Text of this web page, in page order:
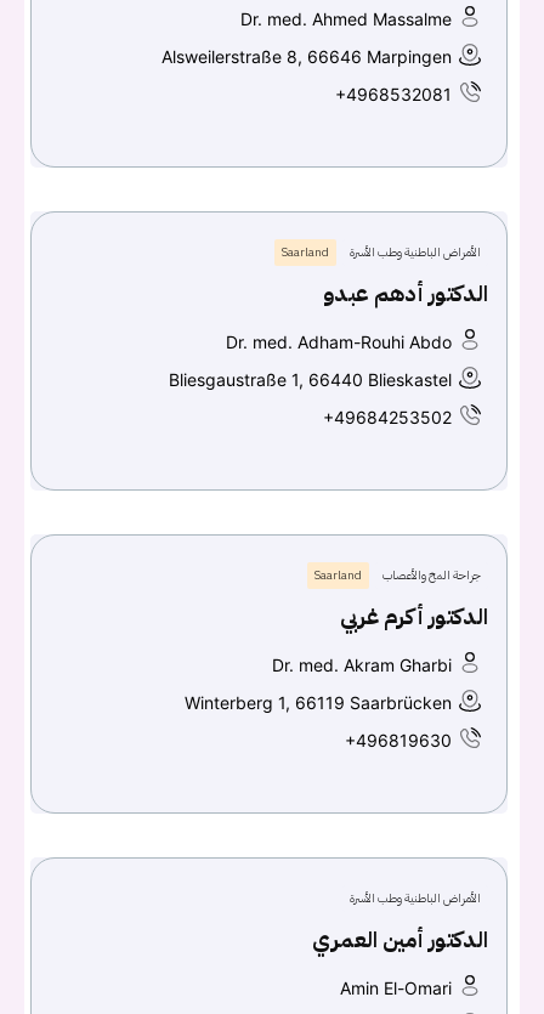
Dr. med. Ahmed Massalme
Alsweilerstraße 8, 66646 Marpingen
+4968532081
الأمراض الباطنية وطب الأسرة Saarland
الدكتور أدهم عبدو
Dr. med. Adham-Rouhi Abdo
Bliesgaustraße 1, 66440 Blieskastel
+49684253502
جراحة المخ والأعصاب Saarland
الدكتور أكرم غربي
Dr. med. Akram Gharbi
Winterberg 1, 66119 Saarbrücken
+496819630
الأمراض الباطنية وطب الأسرة
الدكتور أمين العمري
Amin El-Omari